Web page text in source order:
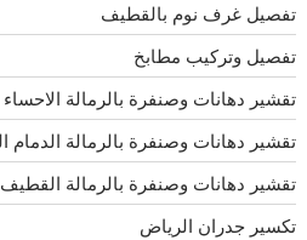
تفصيل غرف نوم بالقطيف
تفصيل وتركيب مطابخ
تقشير دهانات وصنفرة بالرمالة الاحساء
تقشير دهانات وصنفرة بالرمالة الدمام
تقشير دهانات وصنفرة بالرمالة
تكسير جدران الرياض